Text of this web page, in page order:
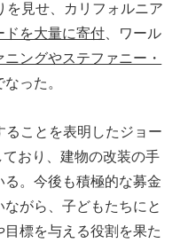
を見せ、カリフォルニア
ドを大量に寄付 、ワール
ニングやステファニー・
った。
ることを表明したジョー
おり、建物の改装の手
。今後も積極的な募金
がら、子どもたちにと
標を与える役割を果た